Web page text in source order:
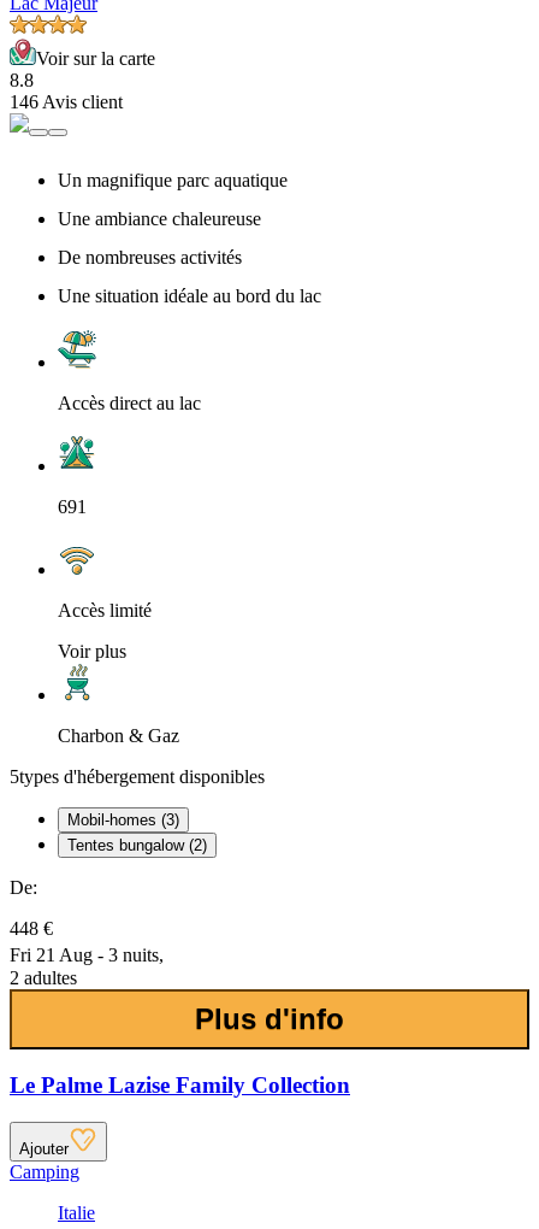
Voir sur la carte
8.8
146 Avis client
Un magnifique parc aquatique
Une ambiance chaleureuse
De nombreuses activités
Une situation idéale au bord du lac
Accès direct au lac
691
Accès limité
Voir plus
Charbon & Gaz
5types d'hébergement disponibles
Mobil-homes (3)
Tentes bungalow (2)
De:
448 €
Fri 21 Aug - 3 nuits,
2 adultes
Plus d'info
Le Palme Lazise Family Collection
Ajouter
Camping
Italie